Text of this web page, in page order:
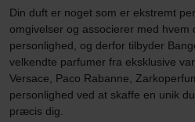
Din duft er noget som er ekstremt
omgivelser og associerer med hvem
personlighed, og derfor tilbyder
velkendte parfumer fra eksklusive
Versace, Paco Rabanne,
personlighed ved at skaffe en unik
præcis dig.